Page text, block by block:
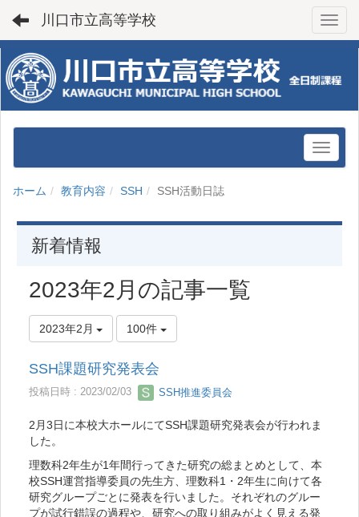
川口市立高等学校
ホーム 教育内容 SSH SSH活動日誌
新着情報
2023年2月の記事一覧
2023年2月 100件
SSH課題研究発表会
投稿日時 : 2023/02/03 SSH推進委員会
2月3日に本校大ホールにてSSH課題研究発表会が行われま
した。
理数科2年生が1年間行ってきた研究の総まとめとして、本
校SSH運営指導委員の先生方、理数科1・2年生に向けて各
研究グループごとに発表を行いました。それぞれのグルー
プが試行錯誤の過程や、研究への取り組みがよく見える発